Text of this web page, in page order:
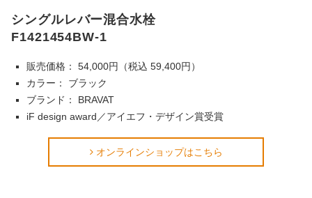
シングルレバー混合水栓
F1421454BW-1
販売価格： 54,000円（税込 59,400円）
カラー： ブラック
ブランド： BRAVAT
iF design award／アイエフ・デザイン賞受賞
オンラインショップはこちら